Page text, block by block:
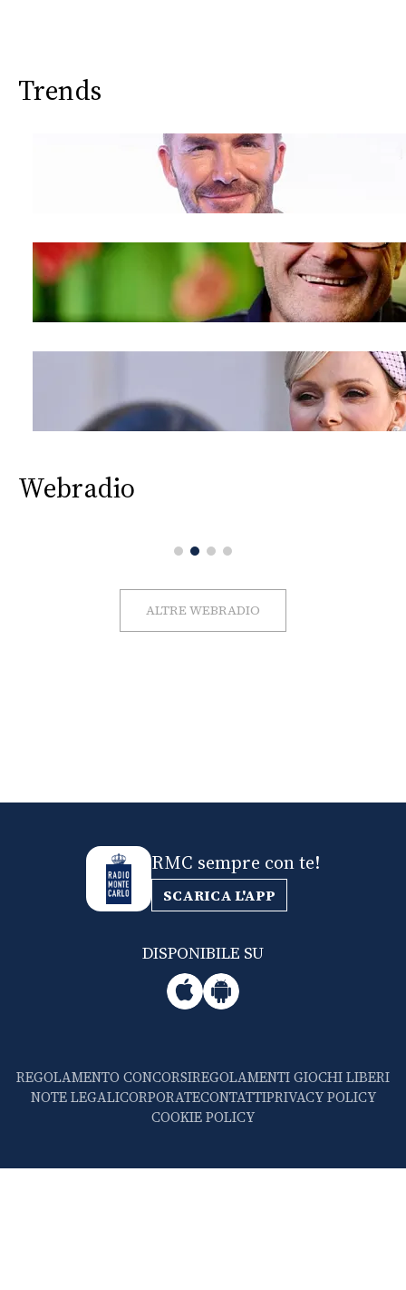
Trends
Webradio
ALTRE WEBRADIO
RMC sempre con te!
SCARICA L'APP
DISPONIBILE SU
REGOLAMENTO CONCORSIREGOLAMENTI GIOCHI LIBERI
NOTE LEGALICORPORATECONTATTIPRIVACY POLICY
COOKIE POLICY